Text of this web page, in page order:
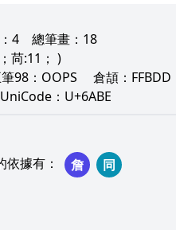
4 總筆畫： 18
苘:11； )
98： OOPS 倉頡： FFBDD
UniCode： U+6ABE
依據有 ： 詹
同